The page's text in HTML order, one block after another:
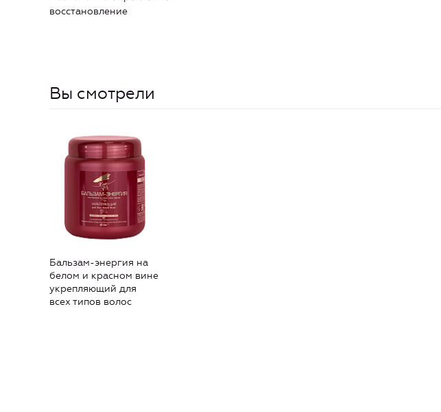
восстановление
Вы смотрели
Бальзам-энергия на
белом и красном вине
укрепляющий для
всех типов волос